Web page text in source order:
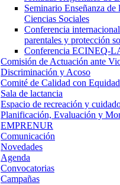
Seminario Enseñanza de
Ciencias Sociales
Conferencia
parentales y protección
Conferencia ECINEQ-
Comisión de Actuación ante
Discriminación y Acoso
Comité de Calidad con Equidad
Sala de lactancia
Espacio de recreación y
Planificación, Evaluación y
EMPRENUR
Comunicación
Novedades
Agenda
Convocatorias
Campañas